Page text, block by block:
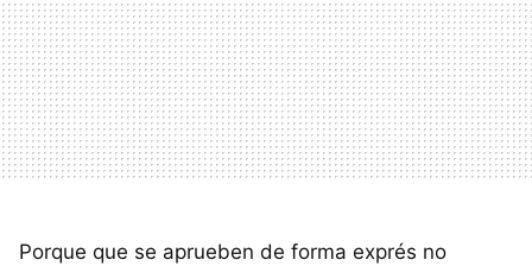
Porque que se aprueben de forma exprés no